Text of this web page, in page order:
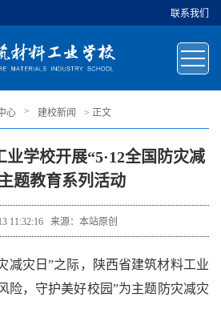
联系我们
心 > 建校新闻 > 正文
业学校开展“5·12全国防灾减
题教育系列活动
11:32:16 来源：本站原创
减灾日”之际，陕西省建筑材料工业
险，守护美好校园”为主题防灾减灾